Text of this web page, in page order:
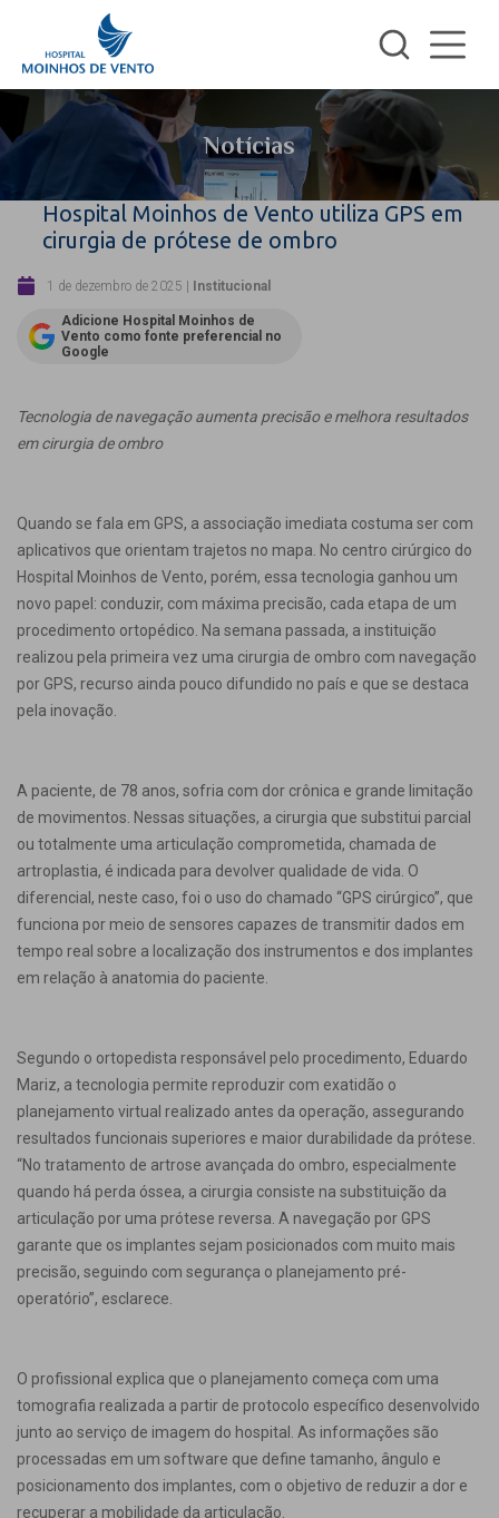
Notícias
Hospital Moinhos de Vento utiliza GPS em
cirurgia de prótese de ombro
1 de dezembro de 2025 | Institucional
Adicione Hospital Moinhos de
Vento como fonte preferencial no
Google
Tecnologia de navegação aumenta precisão e melhora resultados
em cirurgia de ombro
Quando se fala em GPS, a associação imediata costuma ser com
aplicativos que orientam trajetos no mapa. No centro cirúrgico do
Hospital Moinhos de Vento, porém, essa tecnologia ganhou um
novo papel: conduzir, com máxima precisão, cada etapa de um
procedimento ortopédico. Na semana passada, a instituição
realizou pela primeira vez uma cirurgia de ombro com navegação
por GPS, recurso ainda pouco difundido no país e que se destaca
pela inovação.
A paciente, de 78 anos, sofria com dor crônica e grande limitação
de movimentos. Nessas situações, a cirurgia que substitui parcial
ou totalmente uma articulação comprometida, chamada de
artroplastia, é indicada para devolver qualidade de vida. O
diferencial, neste caso, foi o uso do chamado “GPS cirúrgico”, que
funciona por meio de sensores capazes de transmitir dados em
tempo real sobre a localização dos instrumentos e dos implantes
em relação à anatomia do paciente.
Segundo o ortopedista responsável pelo procedimento, Eduardo
Mariz, a tecnologia permite reproduzir com exatidão o
planejamento virtual realizado antes da operação, assegurando
resultados funcionais superiores e maior durabilidade da prótese.
“No tratamento de artrose avançada do ombro, especialmente
quando há perda óssea, a cirurgia consiste na substituição da
articulação por uma prótese reversa. A navegação por GPS
garante que os implantes sejam posicionados com muito mais
precisão, seguindo com segurança o planejamento pré-
operatório”, esclarece.
O profissional explica que o planejamento começa com uma
tomografia realizada a partir de protocolo específico desenvolvido
junto ao serviço de imagem do hospital. As informações são
processadas em um software que define tamanho, ângulo e
posicionamento dos implantes, com o objetivo de reduzir a dor e
recuperar a mobilidade da articulação.